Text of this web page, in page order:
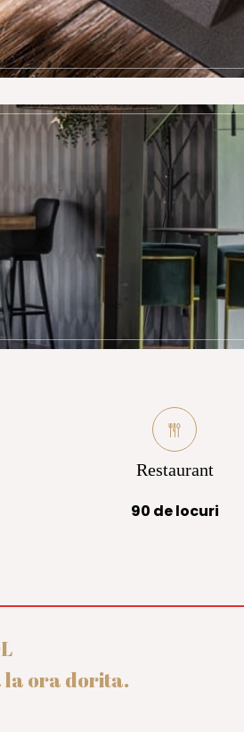
Restaurant
90 de locuri
la ora dorita.